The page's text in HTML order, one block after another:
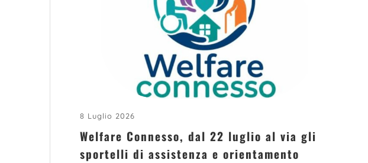
8 Luglio 2026
Welfare Connesso, dal 22 luglio al via gli
sportelli di assistenza e orientamento